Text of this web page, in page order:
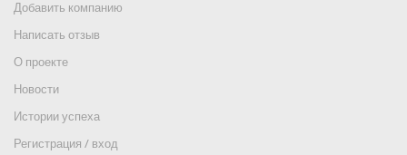
Добавить компанию
Написать отзыв
О проекте
Новости
Истории успеха
Регистрация / вход